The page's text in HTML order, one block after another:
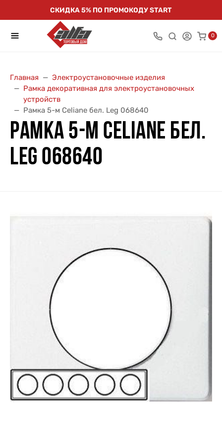
СКИДКА 5% ПО ПРОМОКОДУ START
0
Главная
Электроустановочные изделия
Рамка декоративная для электроустановочных
устройств
Рамка 5-м Celiane бел. Leg 068640
РАМКА 5-М CELIANE БЕЛ.
LEG 068640